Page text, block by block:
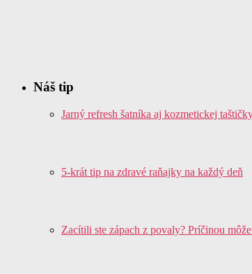
Náš tip
Jarný refresh šatníka aj kozmetickej
5-krát tip na zdravé raňajky na každý deň
Zacítili ste zápach z povaly? Príčinou